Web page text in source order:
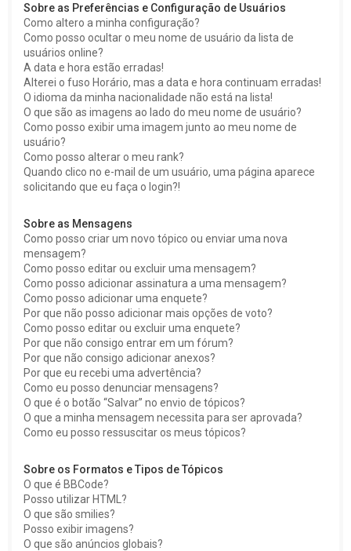
Sobre as Preferências e Configuração de Usuários
Como altero a minha configuração?
Como posso ocultar o meu nome de usuário da lista de
usuários online?
A data e hora estão erradas!
Alterei o fuso Horário, mas a data e hora continuam erradas!
O idioma da minha nacionalidade não está na lista!
O que são as imagens ao lado do meu nome de usuário?
Como posso exibir uma imagem junto ao meu nome de
usuário?
Como posso alterar o meu rank?
Quando clico no e-mail de um usuário, uma página aparece
solicitando que eu faça o login?!
Sobre as Mensagens
Como posso criar um novo tópico ou enviar uma nova
mensagem?
Como posso editar ou excluir uma mensagem?
Como posso adicionar assinatura a uma mensagem?
Como posso adicionar uma enquete?
Por que não posso adicionar mais opções de voto?
Como posso editar ou excluir uma enquete?
Por que não consigo entrar em um fórum?
Por que não consigo adicionar anexos?
Por que eu recebi uma advertência?
Como eu posso denunciar mensagens?
O que é o botão “Salvar” no envio de tópicos?
O que a minha mensagem necessita para ser aprovada?
Como eu posso ressuscitar os meus tópicos?
Sobre os Formatos e Tipos de Tópicos
O que é BBCode?
Posso utilizar HTML?
O que são smilies?
Posso exibir imagens?
O que são anúncios globais?